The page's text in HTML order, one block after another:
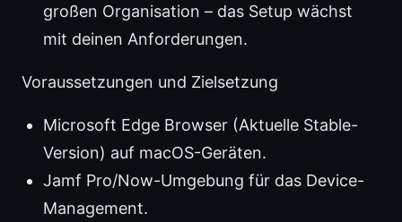
großen Organisation – das Setup wächst
mit deinen Anforderungen.
Voraussetzungen und Zielsetzung
Microsoft Edge Browser (Aktuelle Stable-
Version) auf macOS-Geräten.
Jamf Pro/Now-Umgebung für das Device-
Management.